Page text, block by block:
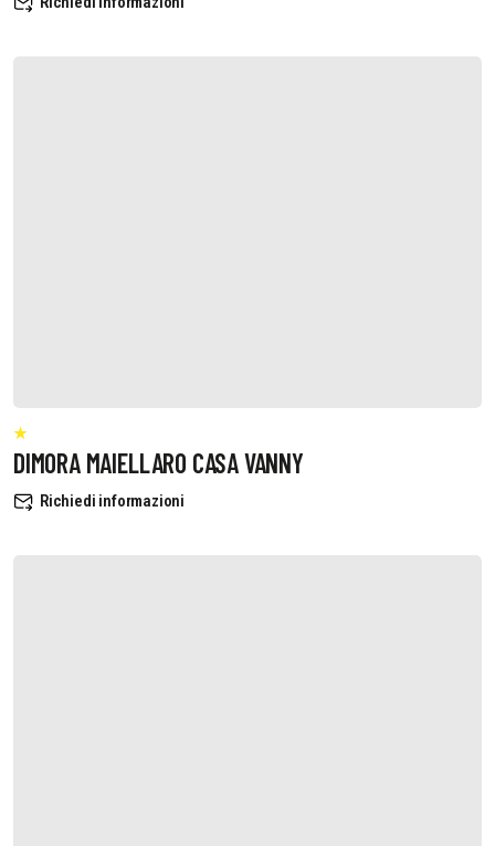
DIMORA MAIELLARO CASA VANNY
Richiedi informazioni